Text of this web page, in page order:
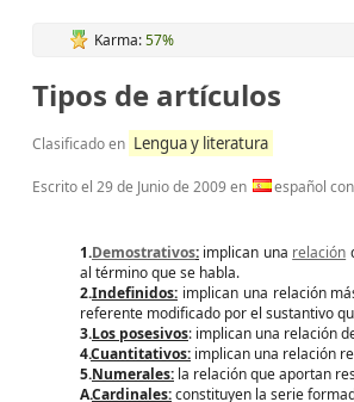
Karma:57%
Tipos de artículos
Clasificado en Lengua y literatura
Escrito el 29 de Junio de 2009en español
1.Demostrativos: implican una relación
al término que se habla.
2.Indefinidos: implican una relación
referente modificado por el sustantivo
3.Los posesivos: implican una relación
4.Cuantitativos: implican una relación
5.Numerales: la relación que aportan
A.Cardinales:constituyen la serie